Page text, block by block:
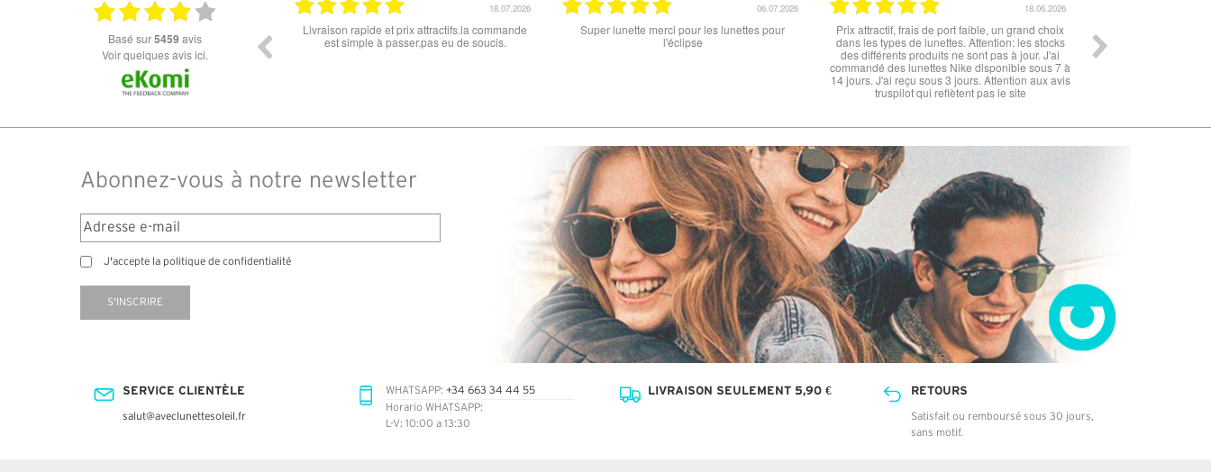
basé sur5459 avis
Voir quelques avis ici.
conforme à mes attentes et livraison rapide
18.07.2026
Livraison rapide et prix attractifs.la commande
est simple à passer.pas eu de soucis.
06.07.2026
Super lunette merci pour les lunettes pour
l'éclipse
18.06.2026
Prix attractif, frais de port faible, un grand choix
dans les types de lunettes. Attention: les stocks
des différents produits ne sont pas à jour. J'ai
commandé des lunettes Nike disponible sous 7 à
14 jours. J'ai reçu sous 3 jours. Attention aux avis
truspilot qui reflètent pas le site
Abonnez-vous à notre newsletter
J'accepte la politique de confidentialité
S'INSCRIRE
SERVICE CLIENTÈLE
salut@aveclunettesoleil.fr
WHATSAPP: +34 663 34 44 55
Horario WHATSAPP:
L-V: 10:00 a 13:30
LIVRAISON SEULEMENT 5,90 € RETOURS
Satisfait ou remboursé sous 30 jours,
sans motif.